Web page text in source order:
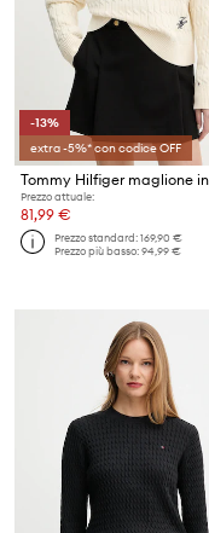
-13%
extra -5%* con codice OFF
Prezzo attuale:
81,99 €
Prezzo standard:169,90 €
Prezzo più basso:94,99 €